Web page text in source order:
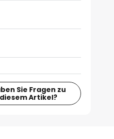
Sie Fragen zu
diesem Artikel?